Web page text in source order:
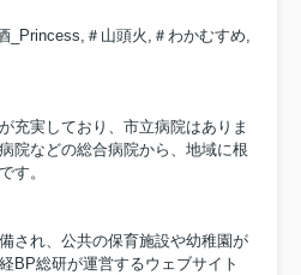
_Princess,＃山頭火,＃わかむすめ,
充実しており、市立病院はありま
院などの総合病院から、地域に根
す。
され、公共の保育施設や幼稚園が
BP総研が運営するウェブサイト